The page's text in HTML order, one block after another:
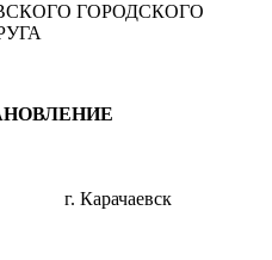
ГОРОДСКОГО
г. Карачаевск